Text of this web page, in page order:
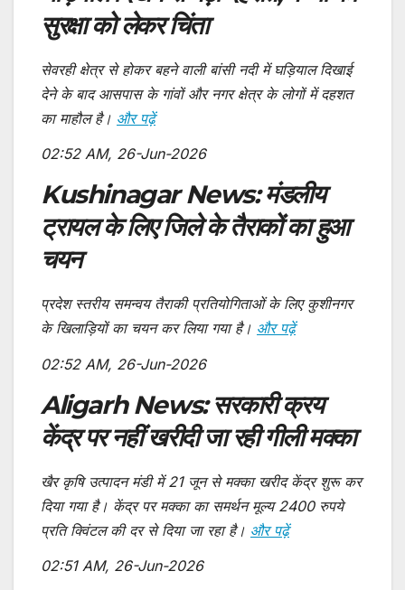
सुरक्षा को लेकर चिंता
सेवरही क्षेत्र से होकर बहने वाली बांसी नदी में घड़ियाल दिखाई
देने के बाद आसपास के गांवों और नगर क्षेत्र के लोगों में दहशत
का माहौल है। और पढ़ें
02:52 AM, 26-Jun-2026
Kushinagar News: मंडलीय
ट्रायल के लिए जिले के तैराकों का हुआ
चयन
प्रदेश स्तरीय समन्वय तैराकी प्रतियोगिताओं के लिए कुशीनगर
के खिलाड़ियों का चयन कर लिया गया है। और पढ़ें
02:52 AM, 26-Jun-2026
Aligarh News: सरकारी क्रय
केंद्र पर नहीं खरीदी जा रही गीली मक्का
खैर कृषि उत्पादन मंडी में 21 जून से मक्का खरीद केंद्र शुरू कर
दिया गया है। केंद्र पर मक्का का समर्थन मूल्य 2400 रुपये
प्रति क्विंटल की दर से दिया जा रहा है। और पढ़ें
02:51 AM, 26-Jun-2026